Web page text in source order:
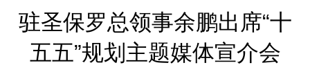
驻圣保罗总领事余鹏出席“十
五五”规划主题媒体宣介会